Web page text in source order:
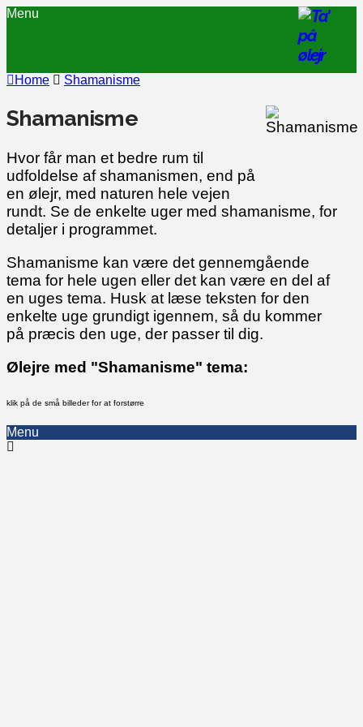
Menu
Home Shamanisme
Shamanisme
Hvor får man et bedre rum til
udfoldelse af shamanismen, end på
en ølejr, med naturen hele vejen
rundt. Se de enkelte uger med shamanisme, for
detaljer i programmet.
Shamanisme kan være det gennemgående
tema for hele ugen eller det kan være en del af
en uges tema. Husk at læse teksten for den
enkelte uge grundigt igennem, så du kommer
på præcis den uge, der passer til dig.
Ølejre med "Shamanisme" tema:
klik på de små billeder for at forstørre
Menu